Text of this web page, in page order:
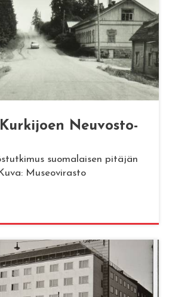
Neu­vos­to­
suomalaisen pitäjän
Museovirasto